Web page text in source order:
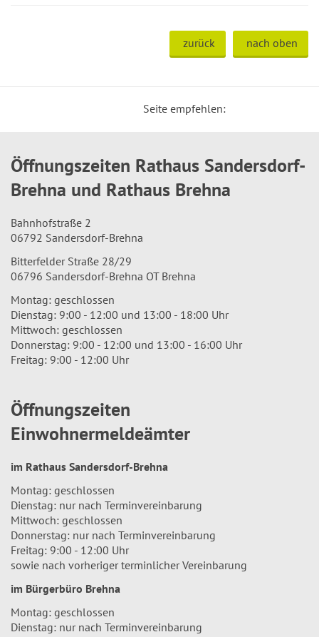
zurück nach oben
Seite empfehlen:
Öffnungszeiten Rathaus Sandersdorf-
Brehna und Rathaus Brehna
Bahnhofstraße 2
06792 Sandersdorf-Brehna
Bitterfelder Straße 28/29
06796 Sandersdorf-Brehna OT Brehna
Montag: geschlossen
Dienstag: 9:00 - 12:00 und 13:00 - 18:00 Uhr
Mittwoch: geschlossen
Donnerstag: 9:00 - 12:00 und 13:00 - 16:00 Uhr
Freitag: 9:00 - 12:00 Uhr
Öffnungszeiten
Einwohnermeldeämter
im Rathaus Sandersdorf-Brehna
Montag: geschlossen
Dienstag: nur nach Terminvereinbarung
Mittwoch: geschlossen
Donnerstag: nur nach Terminvereinbarung
Freitag: 9:00 - 12:00 Uhr
sowie nach vorheriger terminlicher Vereinbarung
im Bürgerbüro Brehna
Montag: geschlossen
Dienstag: nur nach Terminvereinbarung